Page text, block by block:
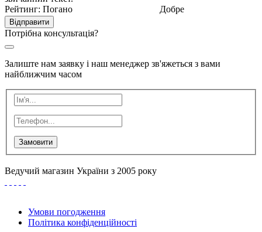
Рейтинг: Погано Добре
Відправити
Потрібна консультація?
Залиште нам заявку і наш менеджер зв'яжеться з вами
найближчим часом
Замовити
Ведучий магазин України з 2005 року
Умови погодження
Політика конфіденційності